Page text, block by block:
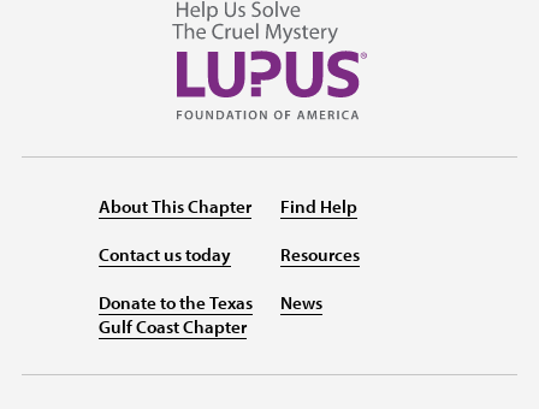
About This Chapter
Contact us today
Donate to the Texas
Gulf Coast Chapter
Find Help
Resources
News